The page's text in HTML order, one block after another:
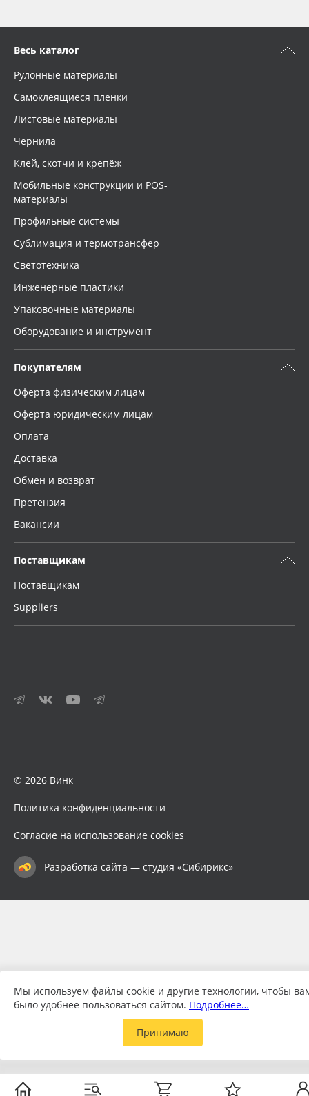
Весь каталог
Рулонные материалы
Самоклеящиеся плёнки
Листовые материалы
Чернила
Клей, скотчи и крепёж
Мобильные конструкции и POS-
материалы
Профильные системы
Сублимация и термотрансфер
Светотехника
Инженерные пластики
Упаковочные материалы
Оборудование и инструмент
Покупателям
Оферта физическим лицам
Оферта юридическим лицам
Оплата
Доставка
Обмен и возврат
Претензия
Вакансии
Поставщикам
Поставщикам
Suppliers
© 2026 Винк
Политика конфиденциальности
Согласие на использование cookies
Разработка сайта — студия «Сибирикс»
Мы используем файлы cookie и другие технологии, чтобы
было удобнее пользоваться сайтом. Подробнее…
Принимаю